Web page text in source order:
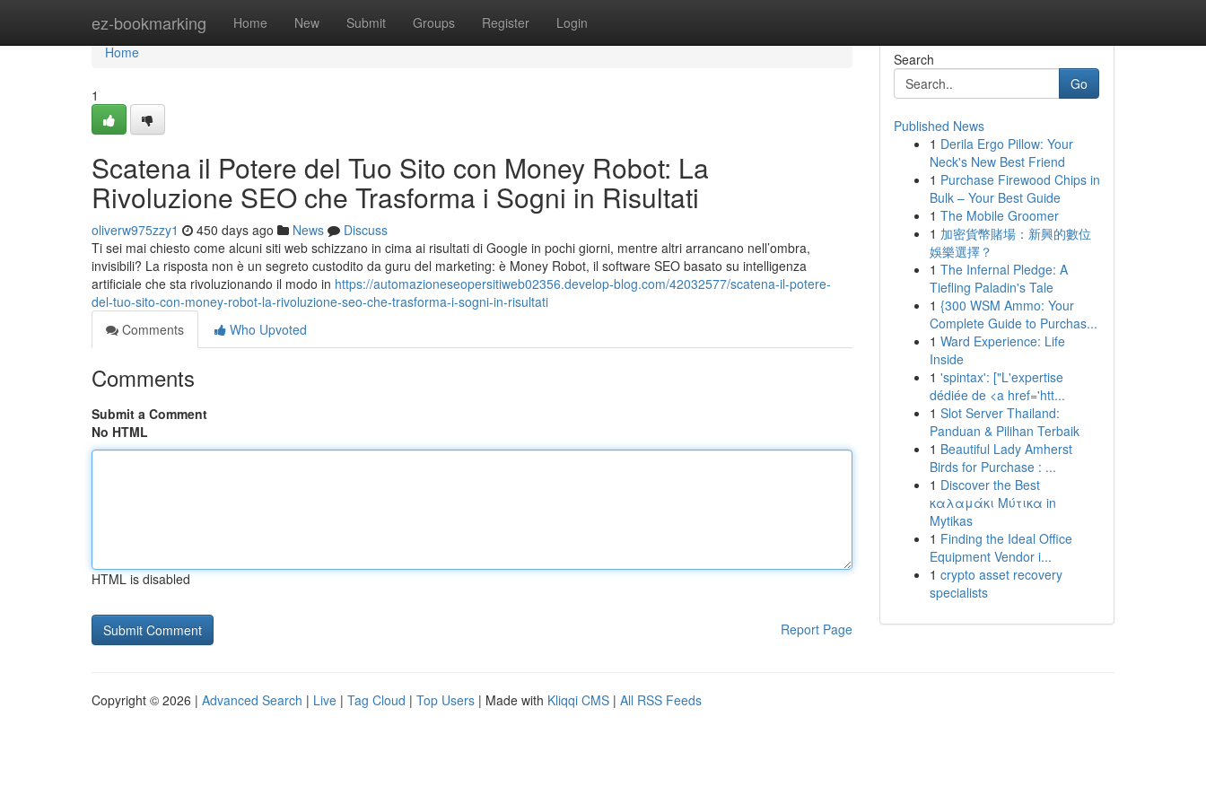
ez-bookmarking Home New Submit Groups Register Login
Home
Home
1
Scatena il Potere del Tuo Sito con Money Robot: La
Rivoluzione SEO che Trasforma i Sogni in Risultati
oliverw975zzy1 450 days ago News
Discuss
Ti sei mai chiesto come alcuni siti web schizzano in cima ai risultati di Google in pochi giorni, mentre altri arrancano nell’ombra,
invisibili? La risposta non è un segreto custodito da guru del marketing: è Money Robot, il software SEO basato su intelligenza
artificiale che sta rivoluzionando il modo in https://automazioneseopersitiweb02356.develop-blog.com/42032577/scatena-il-potere-
del-tuo-sito-con-money-robot-la-rivoluzione-seo-che-trasforma-i-sogni-in-risultati
Comments
Who Upvoted
Comments
Submit a Comment
No HTML
HTML is disabled
Report Page
Search
Go
Published News
1 Derila Ergo Pillow: Your
Neck's New Best Friend
1 Purchase Firewood Chips in
Bulk – Your Best Guide
1 The Mobile Groomer
1 加密貨幣賭場：新興的數位
娛樂選擇？
1 The Infernal Pledge: A
Tiefling Paladin's Tale
1 {300 WSM Ammo: Your
Complete Guide to Purchas...
1 Ward Experience: Life
Inside
1 'spintax': ["L'expertise
dédiée de <a href='htt...
1 Slot Server Thailand:
Panduan & Pilihan Terbaik
1 Beautiful Lady Amherst
Birds for Purchase : ...
1 Discover the Best
καλαμάκι Μύτικα in
Mytikas
1 Finding the Ideal Office
Equipment Vendor i...
1 crypto asset recovery
specialists
Copyright © 2026 | Advanced Search | Live | Tag Cloud | Top Users | Made with Kliqqi CMS | All RSS Feeds